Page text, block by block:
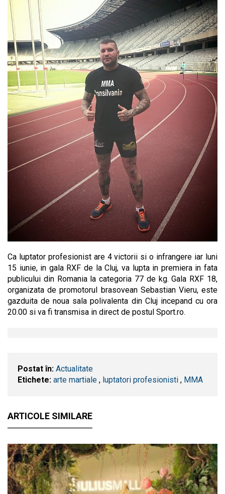
Ca luptator profesionist are 4 victorii si o infrangere iar luni
15 iunie, in gala RXF de la Cluj, va lupta in premiera in fata
publicului din Romania la categoria 77 de kg. Gala RXF 18,
organizata de promotorul brasovean Sebastian Vieru, este
gazduita de noua sala polivalenta din Cluj incepand cu ora
20.00 si va fi transmisa in direct de postul Sport.ro.
Postat în: Actualitate
Etichete: arte martiale , luptatori profesionisti , MMA
ARTICOLE SIMILARE